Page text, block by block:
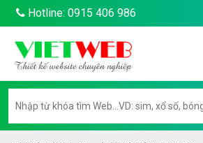
Hotline: 0915 406 986